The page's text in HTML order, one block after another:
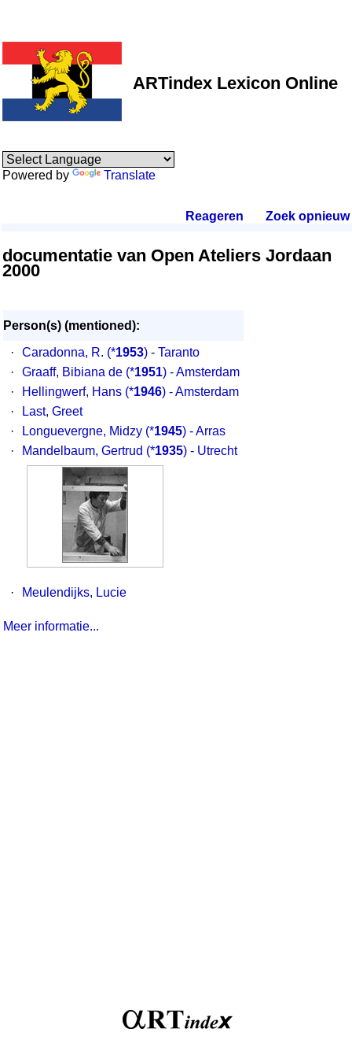
ARTindex Lexicon Online
Powered by Translate
Reageren Zoek opnieuw.
documentatie van Open Ateliers Jordaan
2000
Person(s) (mentioned):
·
Caradonna, R. (*1953) - Taranto
·
Graaff, Bibiana de (*1951) - Amsterdam
·
Hellingwerf, Hans (*1946) - Amsterdam
·
Last, Greet
·
Longuevergne, Midzy (*1945) - Arras
·
Mandelbaum, Gertrud (*1935) - Utrecht
· Meulendijks, Lucie
Meer informatie...